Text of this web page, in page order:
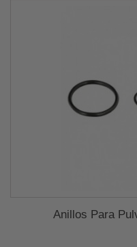
Anillos Para